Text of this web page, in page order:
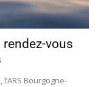
rendez-vous
Bourgogne-